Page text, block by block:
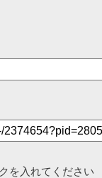
を入れてください